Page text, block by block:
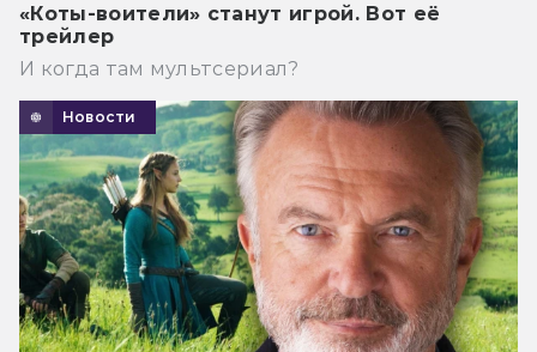
«Коты-воители» станут игрой. Вот её
трейлер
И когда там мультсериал?
Новости